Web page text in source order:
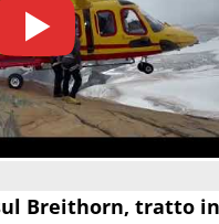
Breithorn, tratto in